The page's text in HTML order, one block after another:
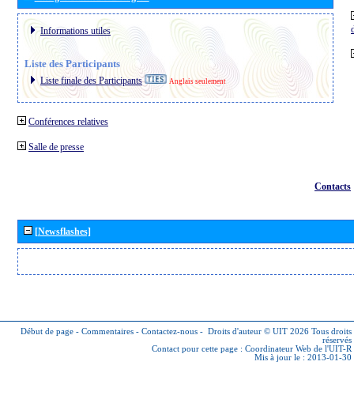
Informations utiles
Liste des Participants
Liste finale des Participants Anglais seulement
Conférences relatives
Salle de presse
Contacts
[Newsflashes]
Début de page - Commentaires - Contactez-nous - Droits d'auteur © UIT 2026 Tous droits
réservés
Contact pour cette page : Coordinateur Web de l'UIT-R
Mis à jour le : 2013-01-30